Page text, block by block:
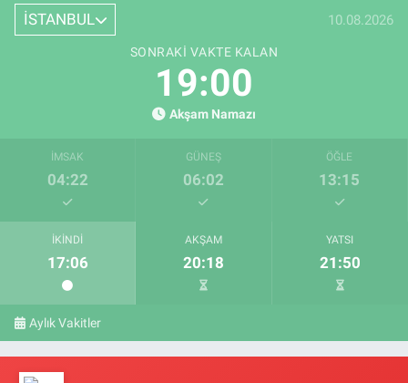
İSTANBUL 10.08.2026
SONRAKI VAKTE KALAN
18:59
Akşam Namazı
İMSAK
04:22
GÜNEŞ
06:02
ÖĞLE
13:15
İKINDI
17:06
AKŞAM
20:18
YATSI
21:50
Aylık Vakitler